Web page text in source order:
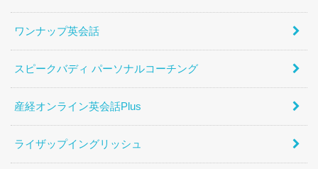
ワンナップ英会話
スピークバディ パーソナルコーチング
産経オンライン英会話Plus
ライザップイングリッシュ